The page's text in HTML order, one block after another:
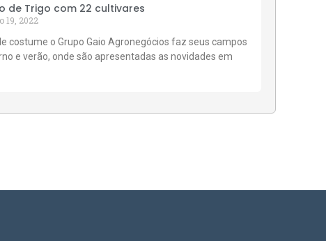
de Trigo com 22 cultivares
19, 2022
costume o Grupo Gaio Agronegócios faz seus campos
e verão, onde são apresentadas as novidades em